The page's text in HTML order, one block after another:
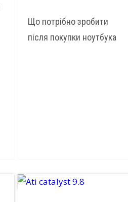
Що потрібно зробити
після покупки ноутбука